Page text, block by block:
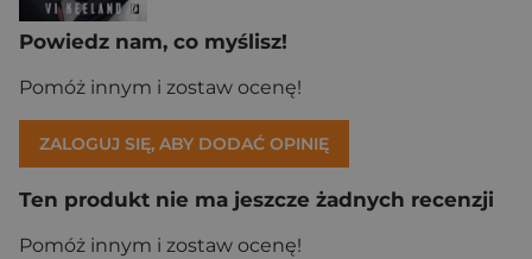
Powiedz nam, co myślisz!
Pomóż innym i zostaw ocenę!
ZALOGUJ SIĘ, ABY DODAĆ OPINIĘ
Ten produkt nie ma jeszcze żadnych recenzji
Pomóż innym i zostaw ocenę!